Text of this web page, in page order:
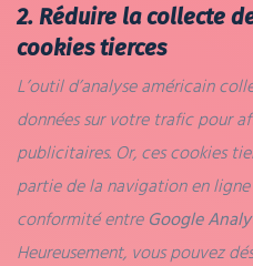
2. Réduire la collecte
cookies tierces
L’outil d’analyse américain
données sur votre trafic pour
publicitaires. Or, ces cookies
partie de la navigation en
conformité entre Google
Heureusement, vous pouvez